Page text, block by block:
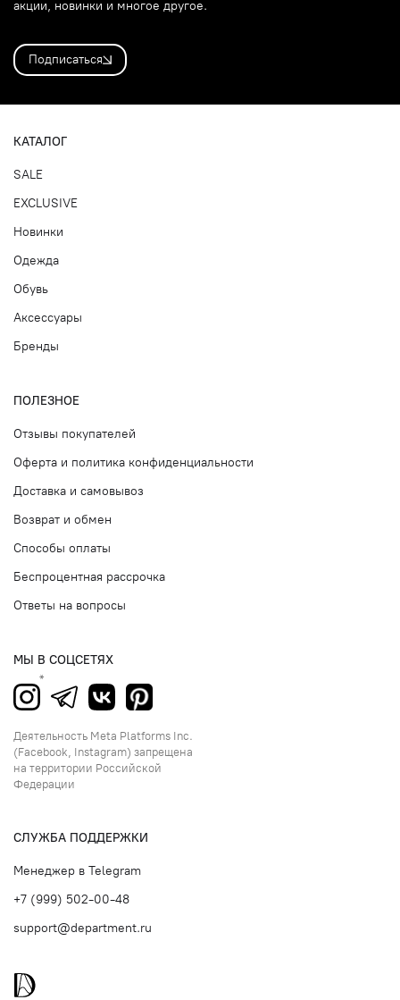
акции, новинки и многое другое.
Подписаться
КАТАЛОГ
SALE
EXCLUSIVE
Новинки
Одежда
Обувь
Аксессуары
Бренды
ПОЛЕЗНОЕ
Отзывы покупателей
Оферта и политика конфиденциальности
Доставка и самовывоз
Возврат и обмен
Способы оплаты
Беспроцентная рассрочка
Ответы на вопросы
МЫ В СОЦСЕТЯХ
Деятельность Meta Platforms Inc.
(Facebook, Instagram) запрещена
на территории Российской
Федерации
СЛУЖБА ПОДДЕРЖКИ
Менеджер в Telegram
+7 (999) 502-00-48
support@department.ru